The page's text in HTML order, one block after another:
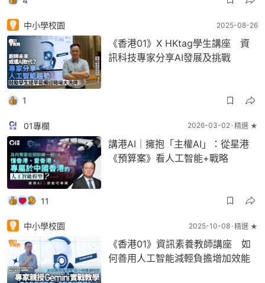
中小學校園 2025-08-26
《香港01》X HKtag學生講座 資
訊科技專家分享AI發展及挑戰
1
01專欄 2026-03-02 精選 ★
講港AI｜擁抱「主權AI」：從星港
《預算案》看人工智能+戰略
11
中小學校園 2025-10-08 精選 ★
《香港01》資訊素養教師講座 如
何善用人工智能減輕負擔增加效能